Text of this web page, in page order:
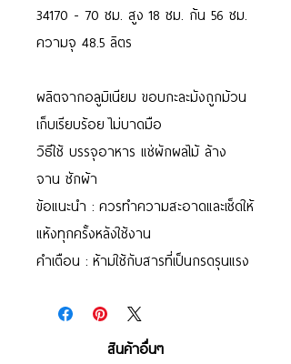
34170 - 70 ซม. สูง 18 ซม. ก้น 56 ซม.
ความจุ 48.5 ลิตร
ผลิตจากอลูมิเนียม ขอบกะละมังถูกม้วน
เก็บเรียบร้อย ไม่บาดมือ
วิธีใช้ บรรจุอาหาร แช่ผักผลไม้ ล้าง
จาน ซักผ้า
ข้อแนะนำ : ควรทำความสะอาดและเช็ดให้
แห้งทุกครั้งหลังใช้งาน
คำเตือน : ห้ามใช้กับสารที่เป็นกรดรุนแรง
สินค้าอื่นๆ